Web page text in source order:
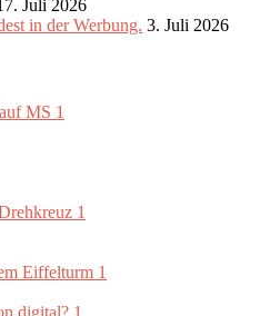
Juli 2026
in der Werbung. 3. Juli 2026
MS 1
1
Eiffelturm 1
digital? 1